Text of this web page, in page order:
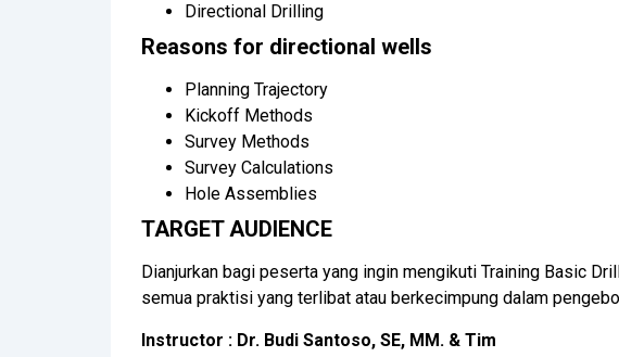
Directional Drilling
Reasons for directional wells
Planning Trajectory
Kickoff Methods
Survey Methods
Survey Calculations
Hole Assemblies
TARGET AUDIENCE
Dianjurkan bagi peserta yang ingin mengikuti Training Basic
semua praktisi yang terlibat atau berkecimpung dalam
Instructor : Dr. Budi Santoso, SE, MM. & Tim